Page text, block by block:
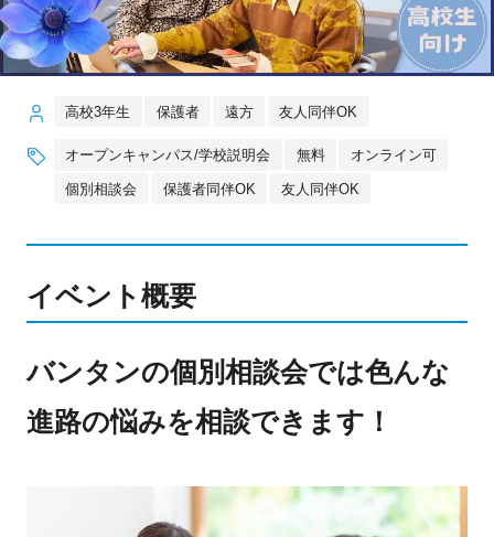
高校3年生 保護者 遠方 友人同伴OK
オープンキャンパス/学校説明会 無料 オンライン可
個別相談会 保護者同伴OK 友人同伴OK
イベント概要
バンタンの個別相談会では色んな
進路の悩みを相談できます！